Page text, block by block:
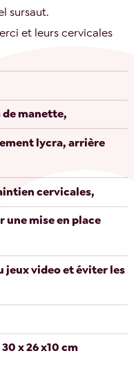
sursaut.
et leurs cervicales
manette,
lycra, arrière
cervicales,
mise en place
jeux video et éviter les
x 26 x10 cm